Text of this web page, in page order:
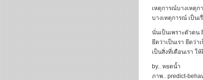
เหตุการณ์บางเหตุก
บางเหตุการณ์ เป็นเ
นั่นเป็นเพราะตัวตน
ยึดว่าเป็นเรา ยึดว่า
เป็นสิ่งที่เตือนเรา ใ
by.. หยดน้ำ
ภาพ.. predict-